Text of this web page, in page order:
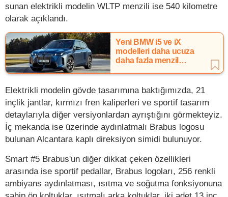
sunan elektrikli modelin WLTP menzili ise 540 kilometre
olarak açıklandı.
Yeni BMW i5 ve iX
modelleri daha ucuza
daha fazla menzil
Elektrikli modelin gövde tasarımına baktığımızda, 21
inçlik jantlar, kırmızı fren kaliperleri ve sportif tasarım
detaylarıyla diğer versiyonlardan ayrıştığını görmekteyiz.
İç mekanda ise üzerinde aydınlatmalı Brabus logosu
bulunan Alcantara kaplı direksiyon simidi bulunuyor.
Smart #5 Brabus'un diğer dikkat çeken özellikleri
arasında ise sportif pedallar, Brabus logoları, 256 renkli
ambiyans aydınlatması, ısıtma ve soğutma fonksiyonuna